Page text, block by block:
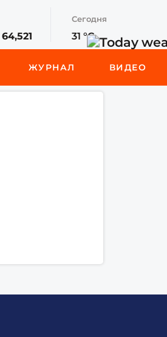
64,521
Сегодня
31 °C
ЖУРНАЛ ВИДЕО